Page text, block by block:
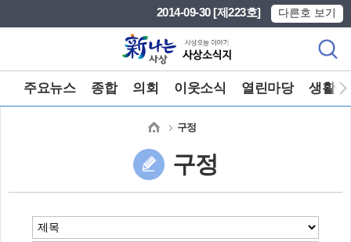
2014-09-30 [제223호] 다른호 보기
주요뉴스 종합 의회 이웃소식 열린마당 생활정
구정
구정